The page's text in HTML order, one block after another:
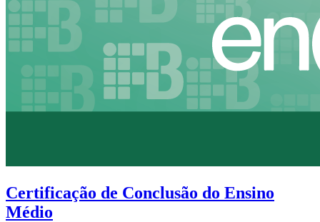
Certificação de Conclusão do Ensino
Médio